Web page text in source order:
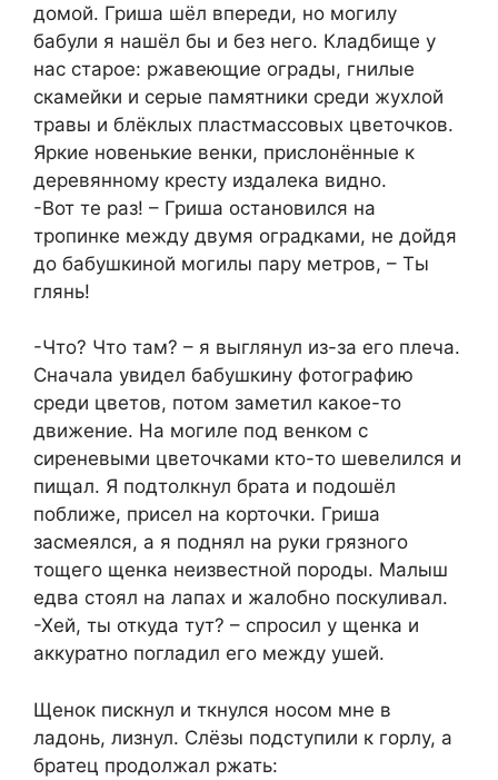
домой. Гриша шёл впереди, но могилу
бабули я нашёл бы и без него. Кладбище у
нас старое: ржавеющие ограды, гнилые
скамейки и серые памятники среди жухлой
травы и блёклых пластмассовых цветочков.
Яркие новенькие венки, прислонённые к
деревянному кресту издалека видно.
-Вот те раз! – Гриша остановился на
тропинке между двумя оградками, не дойдя
до бабушкиной могилы пару метров, – Ты
глянь!
-Что? Что там? – я выглянул из-за его плеча.
Сначала увидел бабушкину фотографию
среди цветов, потом заметил какое-то
движение. На могиле под венком с
сиреневыми цветочками кто-то шевелился и
пищал. Я подтолкнул брата и подошёл
поближе, присел на корточки. Гриша
засмеялся, а я поднял на руки грязного
тощего щенка неизвестной породы. Малыш
едва стоял на лапах и жалобно поскуливал.
-Хей, ты откуда тут? – спросил у щенка и
аккуратно погладил его между ушей.
Щенок пискнул и ткнулся носом мне в
ладонь, лизнул. Слёзы подступили к горлу, а
братец продолжал ржать: